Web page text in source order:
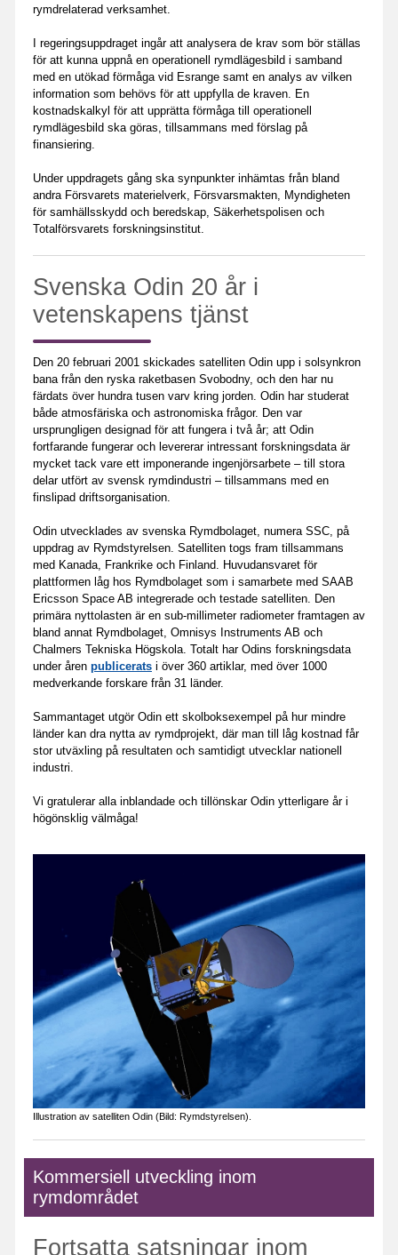
rymdrelaterad verksamhet.
I regeringsuppdraget ingår att analysera de krav som bör ställas
för att kunna uppnå en operationell rymdlägesbild i samband
med en utökad förmåga vid Esrange samt en analys av vilken
information som behövs för att uppfylla de kraven. En
kostnadskalkyl för att upprätta förmåga till operationell
rymdlägesbild ska göras, tillsammans med förslag på
finansiering.
Under uppdragets gång ska synpunkter inhämtas från bland
andra Försvarets materielverk, Försvarsmakten, Myndigheten
för samhällsskydd och beredskap, Säkerhetspolisen och
Totalförsvarets forskningsinstitut.
Svenska Odin 20 år i
vetenskapens tjänst
Den 20 februari 2001 skickades satelliten Odin upp i solsynkron
bana från den ryska raketbasen Svobodny, och den har nu
färdats över hundra tusen varv kring jorden. Odin har studerat
både atmosfäriska och astronomiska frågor. Den var
ursprungligen designad för att fungera i två år; att Odin
fortfarande fungerar och levererar intressant forskningsdata är
mycket tack vare ett imponerande ingenjörsarbete – till stora
delar utfört av svensk rymdindustri – tillsammans med en
finslipad driftsorganisation.
Odin utvecklades av svenska Rymdbolaget, numera SSC, på
uppdrag av Rymdstyrelsen. Satelliten togs fram tillsammans
med Kanada, Frankrike och Finland. Huvudansvaret för
plattformen låg hos Rymdbolaget som i samarbete med SAAB
Ericsson Space AB integrerade och testade satelliten. Den
primära nyttolasten är en sub-millimeter radiometer framtagen av
bland annat Rymdbolaget, Omnisys Instruments AB och
Chalmers Tekniska Högskola. Totalt har Odins forskningsdata
under åren publicerats i över 360 artiklar, med över 1000
medverkande forskare från 31 länder.
Sammantaget utgör Odin ett skolboksexempel på hur mindre
länder kan dra nytta av rymdprojekt, där man till låg kostnad får
stor utväxling på resultaten och samtidigt utvecklar nationell
industri.
Vi gratulerar alla inblandade och tillönskar Odin ytterligare år i
högönsklig välmåga!
Illustration av satelliten Odin (Bild: Rymdstyrelsen).
Kommersiell utveckling inom
rymdområdet
Fortsatta satsningar inom